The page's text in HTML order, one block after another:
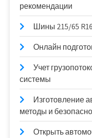
рекомендации
Шины 215/65
Онлайн
Учет
системы
Изготовление
методы и
Открыть